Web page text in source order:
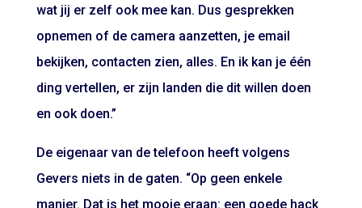
wat jij er zelf ook mee kan. Dus gesprekken
opnemen of de camera aanzetten, je email
bekijken, contacten zien, alles. En ik kan je één
ding vertellen, er zijn landen die dit willen doen
en ook doen.”
De eigenaar van de telefoon heeft volgens
Gevers niets in de gaten. “Op geen enkele
manier. Dat is het mooie eraan: een goede hack